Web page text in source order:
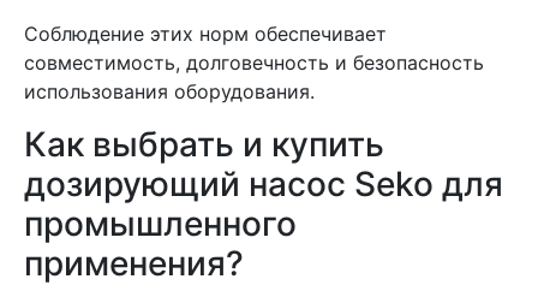
Соблюдение этих норм обеспечивает
совместимость, долговечность и безопасность
использования оборудования.
Как выбрать и купить
дозирующий насос Seko для
промышленного
применения?